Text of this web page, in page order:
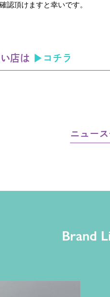
認頂けますと幸いです。
店は ▶コチラ
ニュー
Brand